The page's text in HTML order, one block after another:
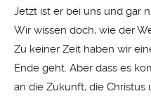
Jetzt ist er bei uns und gar
Wir wissen doch, wie der
Zu keiner Zeit haben wir
Ende geht. Aber dass es
an die Zukunft, die Christus